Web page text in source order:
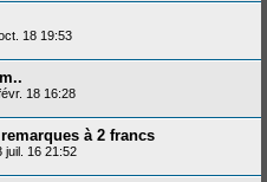
18 19:53
18 16:28
à 2 francs
juil. 16 21:52